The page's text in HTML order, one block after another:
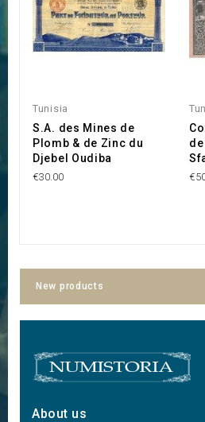
Tunisia
S.A. des Mines de
Plomb & de Zinc du
Djebel Oudiba
€30.00
New products
About us